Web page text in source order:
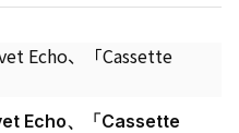
Echo、「Cassette